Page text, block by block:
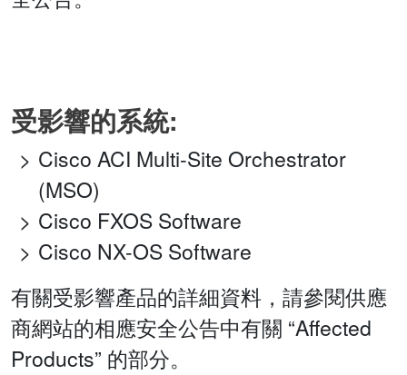
受影響的系統:
Cisco ACI Multi-Site Orchestrator
(MSO)
Cisco FXOS Software
Cisco NX-OS Software
有關受影響產品的詳細資料，請參閱供應
商網站的相應安全公告中有關 “Affected
Products” 的部分。